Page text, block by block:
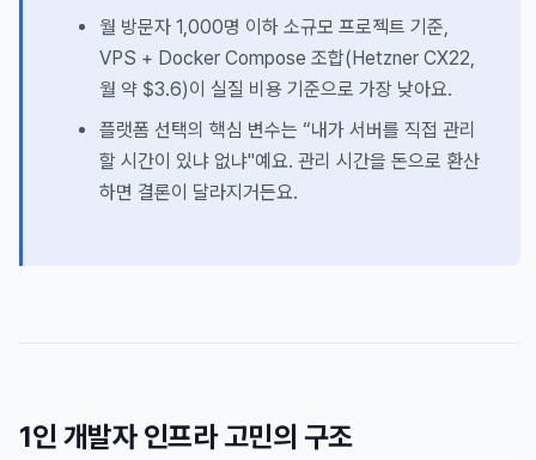
월 방문자 1,000명 이하 소규모 프로젝트 기준,
VPS + Docker Compose 조합(Hetzner CX22,
월 약 $3.6)이 실질 비용 기준으로 가장 낮아요.
플랫폼 선택의 핵심 변수는 “내가 서버를 직접 관리
할 시간이 있냐 없냐"예요. 관리 시간을 돈으로 환산
하면 결론이 달라지거든요.
1인 개발자 인프라 고민의 구조